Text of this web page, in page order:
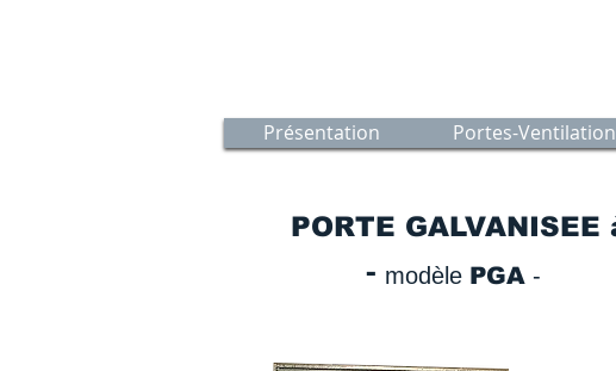
Présentation Portes-
PORTE GALVANISEE
- modèle PGA -